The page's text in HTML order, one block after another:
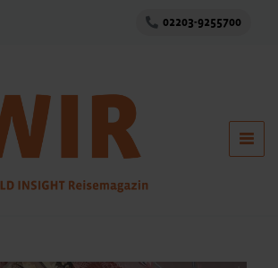
02203-9255700